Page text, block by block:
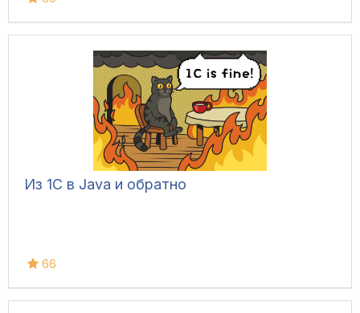
Из 1С в Java и обратно
66